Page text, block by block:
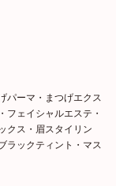
パーマ・まつげエクス
フェイシャルエステ・
クス・眉スタイリン
ラックティント・マス